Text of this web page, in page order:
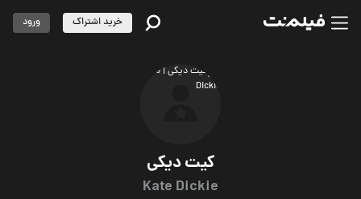
کیت دیکی
Kate Dickie
خرید اشتراک ورود